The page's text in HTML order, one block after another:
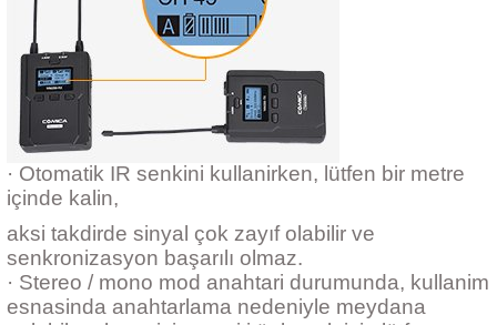
· Otomatik IR senkini kullanirken, lütfen bir metre
içinde kalin,
aksi takdirde sinyal çok zayıf olabilir ve
senkronizasyon başarılı olmaz.
· Stereo / mono mod anahtari durumunda, kullanim
esnasinda anahtarlama nedeniyle meydana